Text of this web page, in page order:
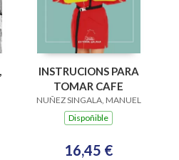
INSTRUCIONS PARA
TOMAR CAFE
NUÑEZ SINGALA, MANUEL
Dispoñible
16,45 €